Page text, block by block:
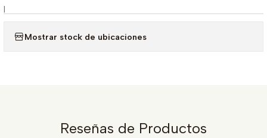
|
Mostrar stock de ubicaciones
Reseñas de Productos